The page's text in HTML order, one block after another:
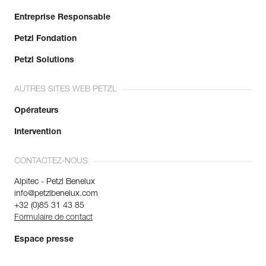
Entreprise Responsable
Petzl Fondation
Petzl Solutions
AUTRES SITES WEB PETZL
Opérateurs
Intervention
CONTACTEZ-NOUS
Alpitec - Petzl Benelux
info@petzlbenelux.com
+32 (0)85 31 43 85
Formulaire de contact
Espace presse